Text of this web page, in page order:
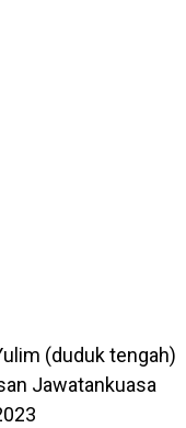
(duduk tengah)
Jawatankuasa